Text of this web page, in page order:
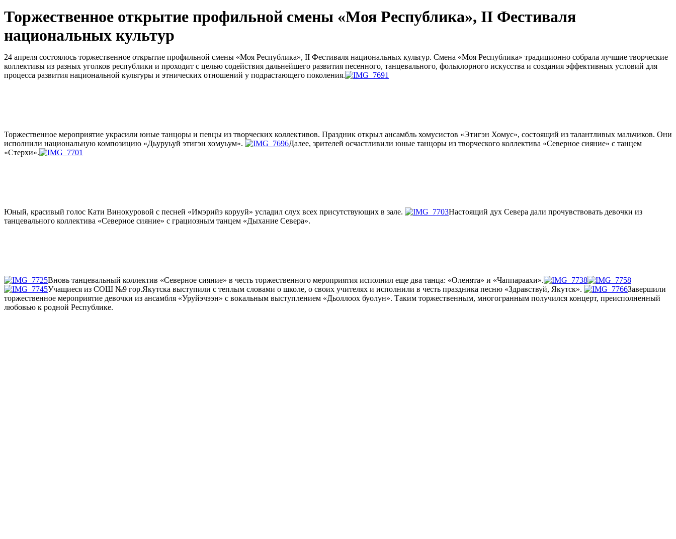
Торжественное открытие профильной смены «Моя Республика», II Фестиваля
национальных культур
24 апреля состоялось торжественное открытие профильной смены «Моя Республика», II Фестиваля национальных культур. Смена «Моя Республика» традиционно собрала лучшие творческие
коллективы из разных уголков республики и проходит с целью содействия дальнейшего развития песенного, танцевального, фольклорного искусства и создания эффективных условий для
процесса развития национальной культуры и этнических отношений у подрастающего поколения.
Торжественное мероприятие украсили юные танцоры и певцы из творческих коллективов. Праздник открыл ансамбль хомусистов «Этигэн Хомус», состоящий из талантливых мальчиков. Они
исполнили национальную композицию «Дьуруьуй этигэн хомуьум».
Далее, зрителей осчастливили юные танцоры из творческого коллектива «Северное сияние» с танцем
«Стерхи».
Юный, красивый голос Кати Винокуровой с песней «Имэрийэ корууй» усладил слух всех присутствующих в зале.
Настоящий дух Севера дали прочувствовать девочки из
танцевального коллектива «Северное сияние» с грациозным танцем «Дыхание Севера».
Вновь танцевальный коллектив «Северное сияние» в честь торжественного мероприятия исполнил еще два танца: «Оленята» и «Чаппараахи».
Учащиеся из СОШ №9 гор.Якутска выступили с теплым словами о школе, о своих учителях и исполнили в честь праздника песню «Здравствуй, Якутск».
Завершили
торжественное мероприятие девочки из ансамбля «Уруйэчээн» с вокальным выступлением «Дьоллоох буолун». Таким торжественным, многогранным получился концерт, преисполненный
любовью к родной Республике.